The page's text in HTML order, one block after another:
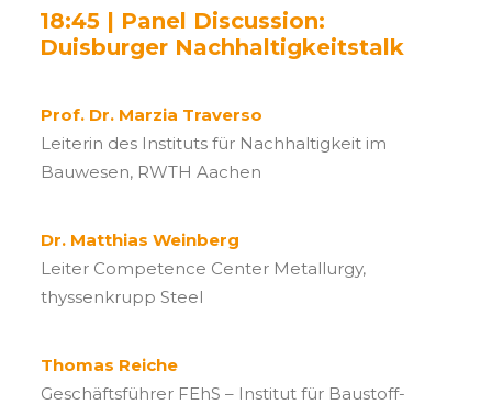
18:45 | Panel Discussion:
Duisburger Nachhaltigkeitstalk
Prof. Dr. Marzia Traverso
Leiterin des Instituts für Nachhaltigkeit im
Bauwesen, RWTH Aachen
Dr. Matthias Weinberg
Leiter Competence Center Metallurgy,
thyssenkrupp Steel
Thomas Reiche
Geschäftsführer FEhS – Institut für Baustoff-